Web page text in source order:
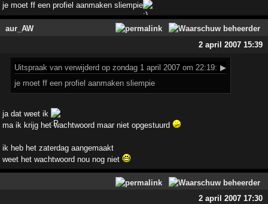
je moet ff een profiel aanmaken sliempie
aur_AW
2 april 2007 15:39
Uitspraak van verwijderd op zondag 1 april 2007 om 22:19: ▶
je moet ff een profiel aanmaken sliempie
ja dat weet ik
ma ik krijg het wachtwoord maar niet opgestuurd
ik heb het zaterdag aangemaakt
weet het wachtwoord nou nog niet
2 april 2007 17:30